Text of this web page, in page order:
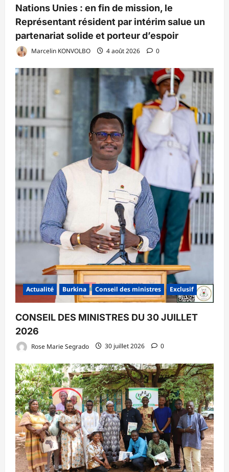
Nations Unies : en fin de mission, le
Représentant résident par intérim salue un
partenariat solide et porteur d’espoir
Marcelin KONVOLBO 4 août 2026 0
Actualité Burkina Conseil des ministres Exclusif
CONSEIL DES MINISTRES DU 30 JUILLET
2026
Rose Marie Segrado 30 juillet 2026 0